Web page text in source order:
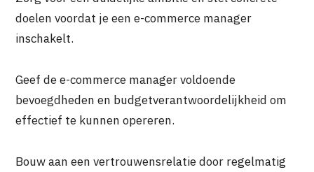
doelen voordat je een e-commerce manager
inschakelt.
Geef de e-commerce manager voldoende
bevoegdheden en budgetverantwoordelijkheid om
effectief te kunnen opereren.
Bouw aan een vertrouwensrelatie door regelmatig